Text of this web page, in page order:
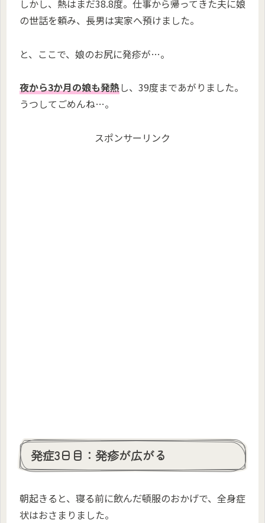
しかし、熱はまだ38.8度。仕事から帰ってきた夫に娘
の世話を頼み、長男は実家へ預けました。
と、ここで、娘のお尻に発疹が…。
夜から3か月の娘も発熱し、39度まであがりました。
うつしてごめんね…。
スポンサーリンク
発症3日目：発疹が広がる
朝起きると、寝る前に飲んだ頓服のおかげで、全身症
状はおさまりました。